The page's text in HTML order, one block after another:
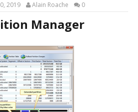
2019 Alain Roache 0
Manager